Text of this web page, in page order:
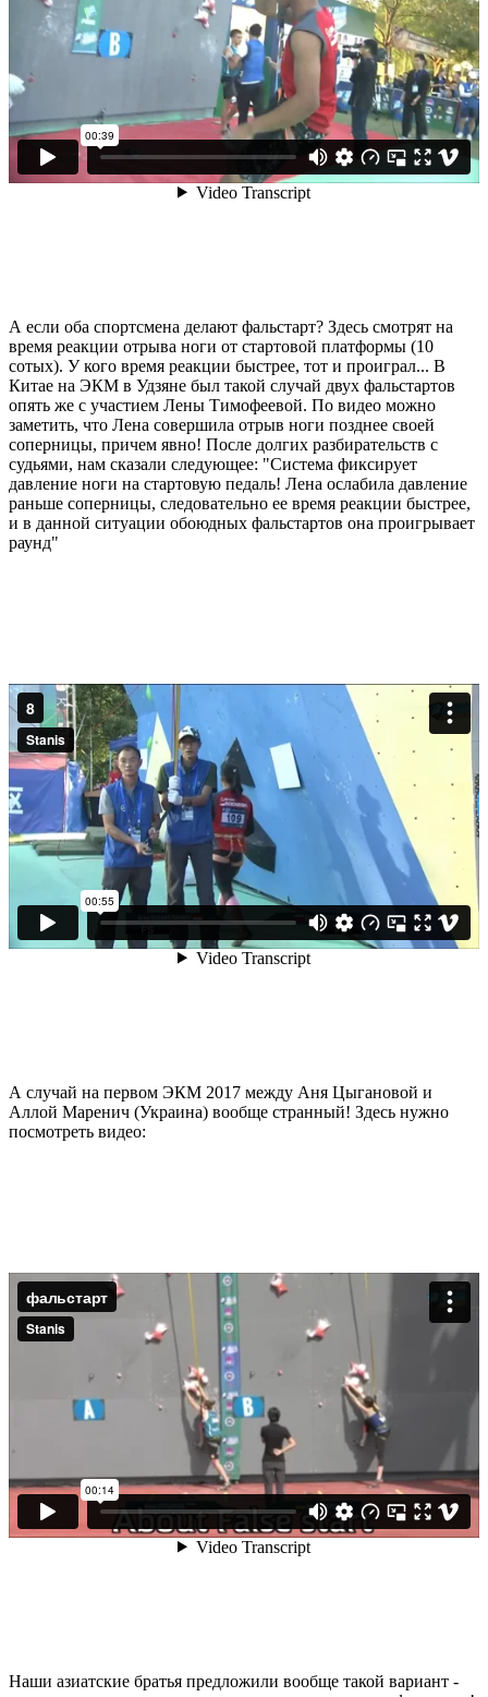
А если оба спортсмена делают фальстарт? Здесь смотрят на
время реакции отрыва ноги от стартовой платформы (10
сотых). У кого время реакции быстрее, тот и проиграл... В
Китае на ЭКМ в Удзяне был такой случай двух фальстартов
опять же с участием Лены Тимофеевой. По видео можно
заметить, что Лена совершила отрыв ноги позднее своей
соперницы, причем явно! После долгих разбирательств с
судьями, нам сказали следующее: "Система фиксирует
давление ноги на стартовую педаль! Лена ослабила давление
раньше соперницы, следовательно ее время реакции быстрее,
и в данной ситуации обоюдных фальстартов она проигрывает
раунд"
А случай на первом ЭКМ 2017 между Аня Цыгановой и
Аллой Маренич (Украина) вообще странный! Здесь нужно
посмотреть видео:
Наши азиатские братья предложили вообще такой вариант -